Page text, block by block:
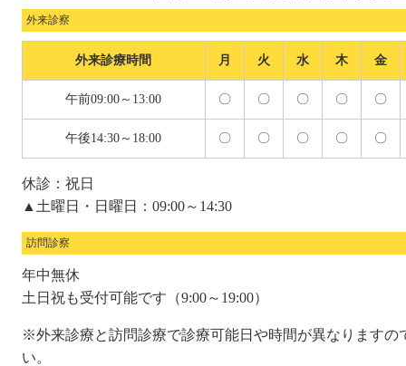
外来診察
外来診療時間 月 火 水 木 金
午前09:00～13:00 〇 〇 〇 〇 〇
午後14:30～18:00 〇 〇 〇 〇 〇
休診：祝日
▲土曜日・日曜日：09:00～14:30
訪問診察
年中無休
土日祝も受付可能です（9:00～19:00）
※外来診療と訪問診療で診療可能日や時間が異なりますの
い。